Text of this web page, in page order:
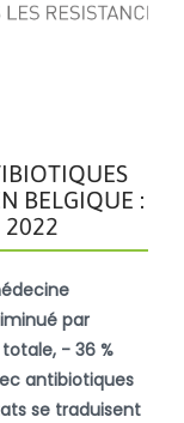
BELGIQUE :
2022
par
- 36 %
antibiotiques
se traduisent